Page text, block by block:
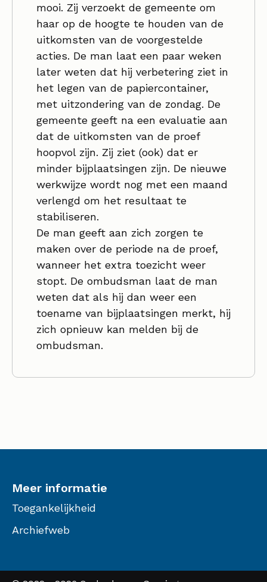
mooi. Zij verzoekt de gemeente om
haar op de hoogte te houden van de
uitkomsten van de voorgestelde
acties. De man laat een paar weken
later weten dat hij verbetering ziet in
het legen van de papiercontainer,
met uitzondering van de zondag. De
gemeente geeft na een evaluatie aan
dat de uitkomsten van de proef
hoopvol zijn. Zij ziet (ook) dat er
minder bijplaatsingen zijn. De nieuwe
werkwijze wordt nog met een maand
verlengd om het resultaat te
stabiliseren.
De man geeft aan zich zorgen te
maken over de periode na de proef,
wanneer het extra toezicht weer
stopt. De ombudsman laat de man
weten dat als hij dan weer een
toename van bijplaatsingen merkt, hij
zich opnieuw kan melden bij de
ombudsman.
Meer informatie
Toegankelijkheid
Archiefweb